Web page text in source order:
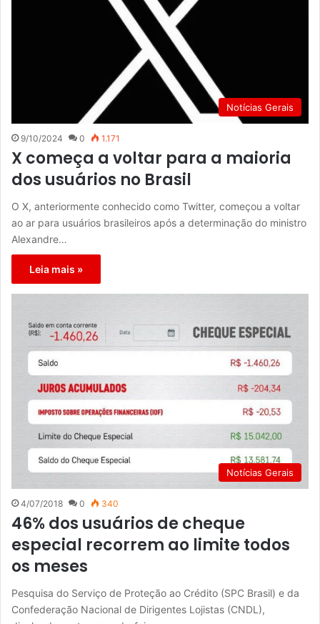
Notícias Gerais
9/10/2024 0 1.171
X começa a voltar para a maioria
dos usuários no Brasil
O X, anteriormente conhecido como Twitter, começou a voltar
ao ar para usuários brasileiros após a determinação do ministro
Alexandre…
Leia mais »
Notícias Gerais
4/07/2018 0 340
46% dos usuários de cheque
especial recorrem ao limite todos
os meses
Pesquisa do Serviço de Proteção ao Crédito (SPC Brasil) e da
Confederação Nacional de Dirigentes Lojistas (CNDL),